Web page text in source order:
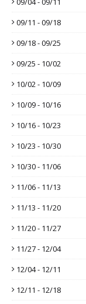
09/11 - 09/18
09/18 - 09/25
09/25 - 10/02
10/02 - 10/09
10/09 - 10/16
10/16 - 10/23
10/23 - 10/30
10/30 - 11/06
11/06 - 11/13
11/13 - 11/20
11/20 - 11/27
11/27 - 12/04
12/04 - 12/11
12/11 - 12/18